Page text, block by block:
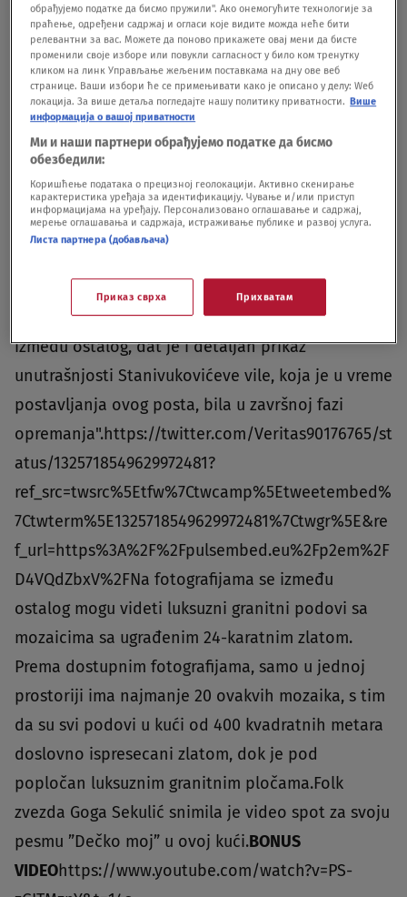
materijala: elegantne granitne ploče 80×80 i zlatni
24 K mozaik”.https://www.youtube.com/watch?
v=Iujqz5OV2fc&feature=emb_logo
"Bosanski Versaj"
Na društvenim mrežama Stanivukovića nazivaju i
"kralj raskoši"."Kralj raskoši Draško Stanivuković
živi u neviđenom luksuzu. Osim što sjedi on i hoda
radova u kuću su ugrađeni mozaici od čistog zlata
24-karatnog. Ovo je bosanski Versaj. U ovoj objavi,
između ostalog, dat je i detaljan prikaz
unutrašnjosti Stanivukovićeve vile, koja je u vreme
postavljanja ovog posta, bila u završnoj fazi
opremanja".https://twitter.com/Veritas90176765/st
atus/1325718549629972481?
ref_src=twsrc%5Etfw%7Ctwcamp%5Etweetembed%
7Ctwterm%5E1325718549629972481%7Ctwgr%5E&re
f_url=https%3A%2F%2Fpulsembed.eu%2Fp2em%2F
D4VQdZbxV%2FNa fotografijama se između
ostalog mogu videti luksuzni granitni podovi sa
mozaicima sa ugrađenim 24-karatnim zlatom.
Prema dostupnim fotografijama, samo u jednoj
prostoriji ima najmanje 20 ovakvih mozaika, s tim
da su svi podovi u kući od 400 kvadratnih metara
doslovno ispresecani zlatom, dok je pod
popločan luksuznim granitnim pločama.Folk
zvezda Goga Sekulić snimila je video spot za svoju
pesmu ”Dečko moj” u ovoj kući.BONUS
VIDEOhttps://www.youtube.com/watch?v=PS-
обрађујемо податке да бисмо пружили". Ако онемогућите технологије за
праћење, одређени садржај и огласи које видите можда неће бити
релевантни за вас. Можете да поново прикажете овај мени да бисте
променили своје изборе или повукли сагласност у било ком тренутку
кликом на линк Управљање жељеним поставкама на дну ове веб
странице. Ваши избори ће се примењивати како је описано у делу: Wеб
локација. За више детаља погледајте нашу политику приватности. Више
информација о вашој приватности
Ми и наши партнери обрађујемо податке да бисмо
обезбедили:
Коришћење података о прецизној геолокацији. Активно скенирање
карактеристика уређаја за идентификацију. Чување и/или приступ
информацијама на уређају. Персонализовано оглашавање и садржај,
мерење оглашавања и садржаја, истраживање публике и развој услуга.
Листа партнера (добављача)
Приказ сврха Прихватам